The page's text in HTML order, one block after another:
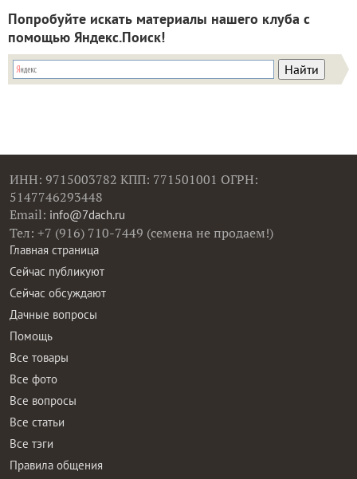
Попробуйте искать материалы нашего клуба с
помощью Яндекс.Поиск!
ИНН: 9715003782 КПП: 771501001 ОГРН:
5147746293448
Email: info@7dach.ru
Тел: +7 (916) 710-7449 (семена не продаем!)
Главная страница
Сейчас публикуют
Сейчас обсуждают
Дачные вопросы
Помощь
Все товары
Все фото
Все вопросы
Все статьи
Все тэги
Правила общения